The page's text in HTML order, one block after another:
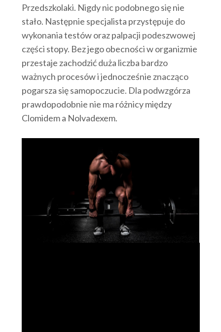
Przedszkolaki. Nigdy nic podobnego się nie
stało. Następnie specjalista przystępuje do
wykonania testów oraz palpacji podeszwowej
części stopy. Bez jego obecności w organizmie
przestaje zachodzić duża liczba bardzo
ważnych procesów i jednocześnie znacząco
pogarsza się samopoczucie. Dla podwzgórza
prawdopodobnie nie ma różnicy między
Clomidem a Nolvadexem.